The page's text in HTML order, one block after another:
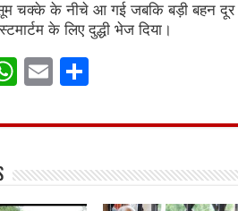
चक्के के नीचे आ गई जबकि बड़ी बहन दूर
के लिए दुद्धी भेज दिया।
W
at
A
E
ai
S
ar